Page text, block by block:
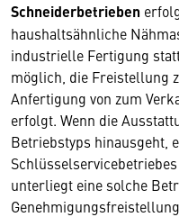
Schneiderbetrieben
haushaltsähnliche
industrielle Fertigung
möglich, die Freistellung
Anfertigung von zum
erfolgt. Wenn die
Betriebstyps hinausgeht,
unterliegt eine solche